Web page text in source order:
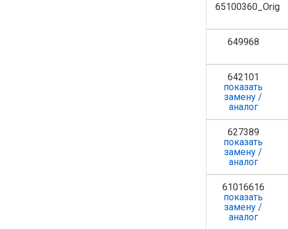
65100360_Orig
649968
642101
показать
замену /
аналог
627389
показать
замену /
аналог
61016616
показать
замену /
аналог